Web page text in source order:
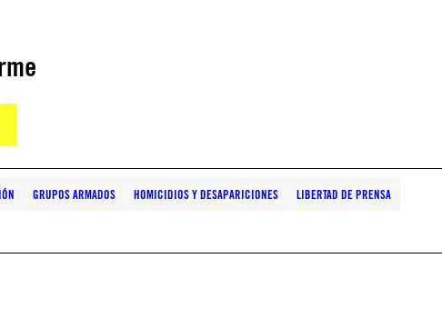
GRUPOS ARMADOS HOMICIDIOS Y DESAPARICIONES LIBERTAD DE PRENSA